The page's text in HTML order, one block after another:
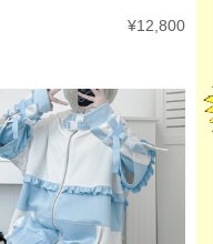
¥12,800